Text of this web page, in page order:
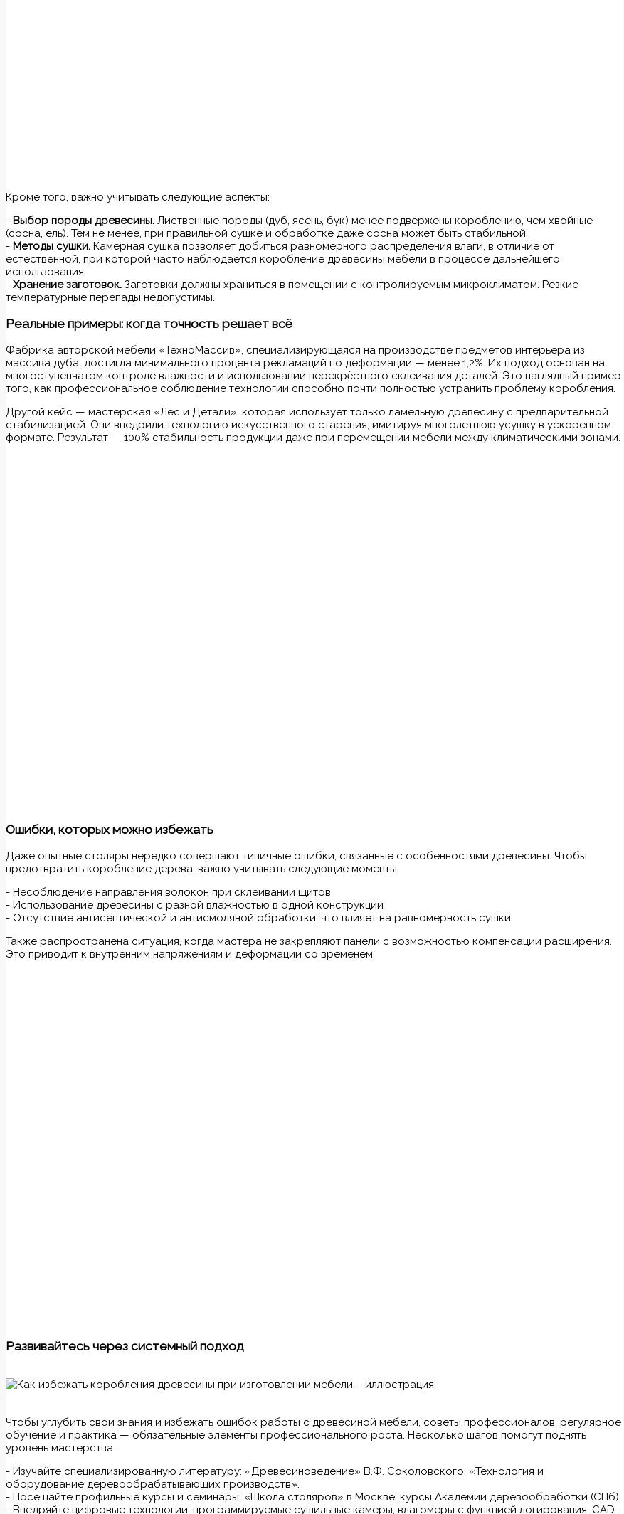
Кроме того, важно учитывать следующие аспекты:
- Выбор породы древесины. Лиственные породы (дуб, ясень, бук) менее подвержены короблению, чем хвойные
(сосна, ель). Тем не менее, при правильной сушке и обработке даже сосна может быть стабильной.
- Методы сушки. Камерная сушка позволяет добиться равномерного распределения влаги, в отличие от
естественной, при которой часто наблюдается коробление древесины мебели в процессе дальнейшего
использования.
- Хранение заготовок. Заготовки должны храниться в помещении с контролируемым микроклиматом. Резкие
температурные перепады недопустимы.
Реальные примеры: когда точность решает всё
Фабрика авторской мебели «ТехноМассив», специализирующаяся на производстве предметов интерьера из
массива дуба, достигла минимального процента рекламаций по деформации — менее 1,2%. Их подход основан на
многоступенчатом контроле влажности и использовании перекрёстного склеивания деталей. Это наглядный пример
того, как профессиональное соблюдение технологии способно почти полностью устранить проблему коробления.
Другой кейс — мастерская «Лес и Детали», которая использует только ламельную древесину с предварительной
стабилизацией. Они внедрили технологию искусственного старения, имитируя многолетнюю усушку в ускоренном
формате. Результат — 100% стабильность продукции даже при перемещении мебели между климатическими зонами.
Ошибки, которых можно избежать
Даже опытные столяры нередко совершают типичные ошибки, связанные с особенностями древесины. Чтобы
предотвратить коробление дерева, важно учитывать следующие моменты:
- Несоблюдение направления волокон при склеивании щитов
- Использование древесины с разной влажностью в одной конструкции
- Отсутствие антисептической и антисмоляной обработки, что влияет на равномерность сушки
Также распространена ситуация, когда мастера не закрепляют панели с возможностью компенсации расширения.
Это приводит к внутренним напряжениям и деформации со временем.
Развивайтесь через системный подход
Чтобы углубить свои знания и избежать ошибок работы с древесиной мебели, советы профессионалов, регулярное
обучение и практика — обязательные элементы профессионального роста. Несколько шагов помогут поднять
уровень мастерства:
- Изучайте специализированную литературу: «Древесиноведение» В.Ф. Соколовского, «Технология и
оборудование деревообрабатывающих производств».
- Посещайте профильные курсы и семинары: «Школа столяров» в Москве, курсы Академии деревообработки (СПб).
- Внедряйте цифровые технологии: программируемые сушильные камеры, влагомеры с функцией логирования, CAD-